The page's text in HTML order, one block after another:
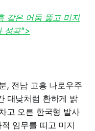
같은 어둠 뚫고 미지
성공">
, 전남 고흥 나로우주
대낮처럼 환하게 밝
고 오른 한국형 발사
임무를 띠고 미지